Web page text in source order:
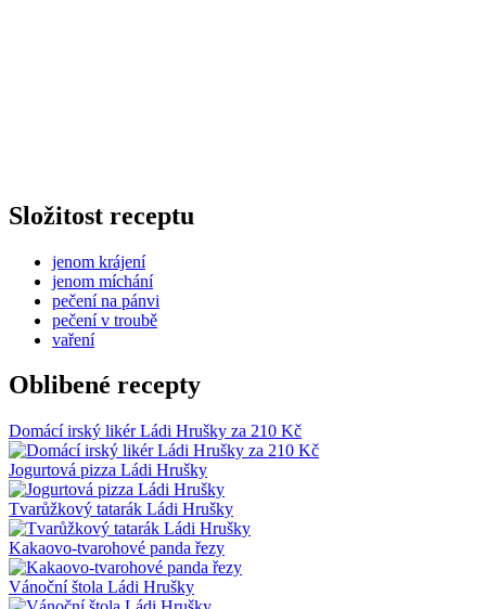
Složitost receptu
jenom krájení
jenom míchání
pečení na pánvi
pečení v troubě
vaření
Oblibené recepty
Domácí irský likér Ládi Hrušky za 210 Kč
Jogurtová pizza Ládi Hrušky
Tvarůžkový tatarák Ládi Hrušky
Kakaovo-tvarohové panda řezy
Vánoční štola Ládi Hrušky